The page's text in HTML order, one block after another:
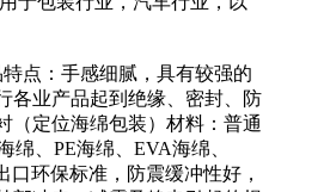
点：手感细腻，具有较强的
各业产品起到绝缘、密封、防
（定位海绵包装）材料：普通
、PE海绵、EVA海绵、
环保标准，防震缓冲性好，